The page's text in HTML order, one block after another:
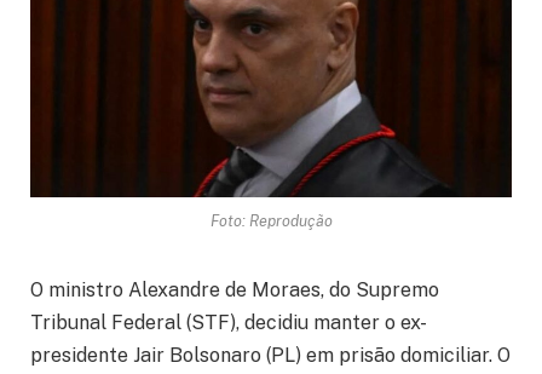
Foto: Reprodução
O ministro Alexandre de Moraes, do Supremo
Tribunal Federal (STF), decidiu manter o ex-
presidente Jair Bolsonaro (PL) em prisão domiciliar. O